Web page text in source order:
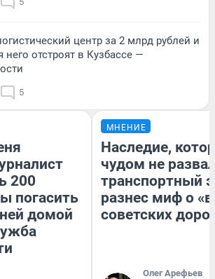
центр за 2 млрд рублей и
него отстроят в Кузбассе —
5
200
погасить
домой
МНЕНИЕ
Наследие,
чудом не
транспортный
разнес миф о
советских
Олег Арефьев